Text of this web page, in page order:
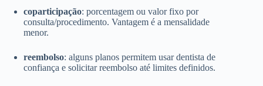
coparticipação: porcentagem ou valor fixo por
consulta/procedimento. Vantagem é a mensalidade
menor.
reembolso: alguns planos permitem usar dentista de
confiança e solicitar reembolso até limites definidos.